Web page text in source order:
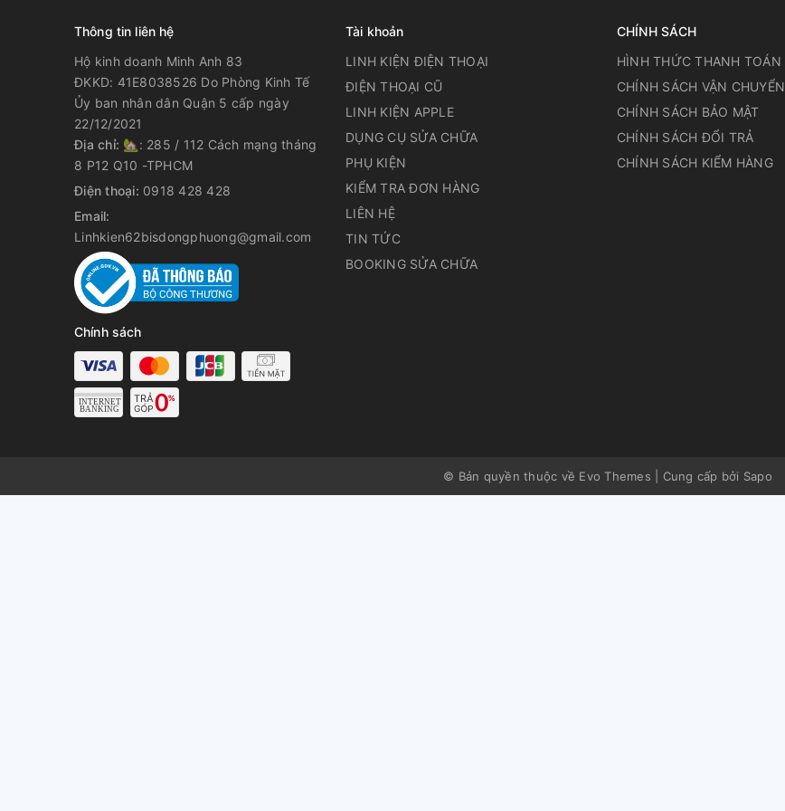
Thông tin liên hệ
Hộ kinh doanh Minh Anh 83
ĐKKD: 41E8038526 Do Phòng Kinh Tế
Ủy ban nhân dân Quận 5 cấp ngày
22/12/2021
Địa chỉ: 🏡: 285 / 112 Cách mạng tháng
8 P12 Q10 -TPHCM
Điện thoại: 0918 428 428
Email:
Linhkien62bisdongphuong@gmail.com
Chính sách
Tài khoản
LINH KIỆN ĐIỆN THOẠI
ĐIỆN THOẠI CŨ
LINH KIỆN APPLE
DỤNG CỤ SỬA CHỮA
PHỤ KIỆN
KIỂM TRA ĐƠN HÀNG
LIÊN HỆ
TIN TỨC
BOOKING SỬA CHỮA
CHÍNH SÁCH
HÌNH THỨC THANH TOÁN
CHÍNH SÁCH VẬN CHUYỂN
CHÍNH SÁCH BẢO MẬT
CHÍNH SÁCH ĐỔI TRẢ
CHÍNH SÁCH KIỂM HÀNG
© Bản quyền thuộc về Evo Themes Cung cấp bởi Sapo